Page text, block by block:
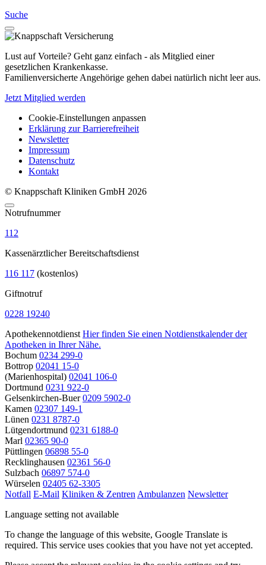
Suche
Lust auf Vorteile? Geht ganz einfach - als Mitglied einer
gesetzlichen Krankenkasse.
Familienversicherte Angehörige gehen dabei natürlich nicht leer aus.
Jetzt Mitglied werden
Cookie-Einstellungen anpassen
Erklärung zur Barrierefreiheit
Newsletter
Impressum
Datenschutz
Kontakt
© Knappschaft Kliniken GmbH 2026
Notrufnummer
112
Kassenärztlicher Bereitschaftsdienst
116 117 (kostenlos)
Giftnotruf
0228 19240
Apothekennotdienst Hier finden Sie einen Notdienstkalender der
Apotheken in Ihrer Nähe.
Bochum 0234 299-0
Bottrop 02041 15-0
(Marienhospital) 02041 106-0
Dortmund 0231 922-0
Gelsenkirchen-Buer 0209 5902-0
Kamen 02307 149-1
Lünen 0231 8787-0
Lütgendortmund 0231 6188-0
Marl 02365 90-0
Püttlingen 06898 55-0
Recklinghausen 02361 56-0
Sulzbach 06897 574-0
Würselen 02405 62-3305
Notfall E-Mail Kliniken & Zentren Ambulanzen Newsletter
Language setting not available
To change the language of this website, Google Translate is
required. This service uses cookies that you have not yet accepted.